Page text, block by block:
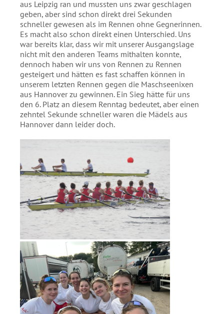
aus Leipzig ran und mussten uns zwar geschlagen
geben, aber sind schon direkt drei Sekunden
schneller gewesen als im Rennen ohne Gegnerinnen.
Es macht also schon direkt einen Unterschied. Uns
war bereits klar, dass wir mit unserer Ausgangslage
nicht mit den anderen Teams mithalten konnte,
dennoch haben wir uns von Rennen zu Rennen
gesteigert und hätten es fast schaffen können in
unserem letzten Rennen gegen die Maschseenixen
aus Hannover zu gewinnen. Ein Sieg hätte für uns
den 6. Platz an diesem Renntag bedeutet, aber einen
zehntel Sekunde schneller waren die Mädels aus
Hannover dann leider doch.